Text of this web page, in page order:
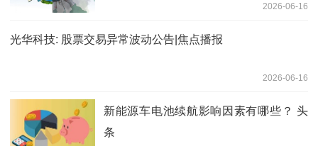
2026-06-16
光华科技: 股票交易异常波动公告|焦点播报
2026-06-16
新能源车电池续航影响因素有哪些？ 头
条